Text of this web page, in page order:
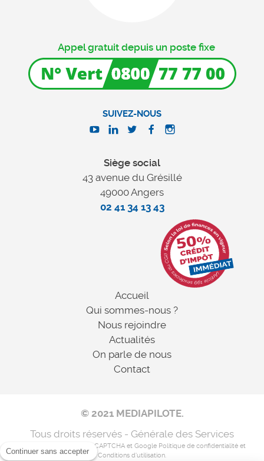
Siège social
43 avenue du Grésillé
49000 Angers
02 41 34 13 43
SUIVEZ-NOUS
Accueil
Qui sommes-nous ?
Nous rejoindre
Actualités
On parle de nous
Contact
Appel gratuit depuis un poste fixe
© 2021 MEDIAPILOTE.
Tous droits réservés - Générale des Services
Ce site est protégé par reCAPTCHA et Google Politique de confidentialité et
Conditions d'utilisation.
Continuer sans accepter